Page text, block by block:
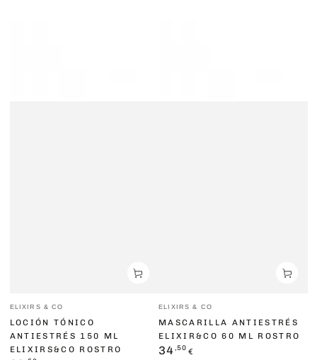
Vendedor:
ELIXIRS & CO
LOCIÓN TÓNICO
ANTIESTRÉS 150 ML
ELIXIRS&CO ROSTRO
Vendedor:
ELIXIRS & CO
MASCARILLA ANTIESTRÉS
ELIXIR&CO 60 ML ROSTRO
Precio
34 ,50 €